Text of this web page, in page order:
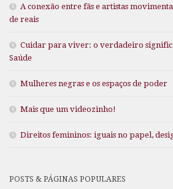
A conexão entre fãs e artistas
de reais
Cuidar para viver: o verdadeiro
Saúde
Mulheres negras e os espaços de poder
Mais que um videozinho!
Direitos femininos: iguais no papel,
POSTS & PÁGINAS POPULARES